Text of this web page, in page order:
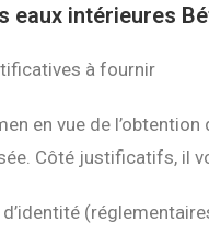
eaux intérieures
à fournir
en vue de
Côté justificatifs, il